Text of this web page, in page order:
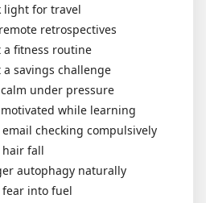
light for travel
retrospectives
a fitness routine
savings challenge
under pressure
while learning
checking compulsively
hair fall
autophagy naturally
into fuel